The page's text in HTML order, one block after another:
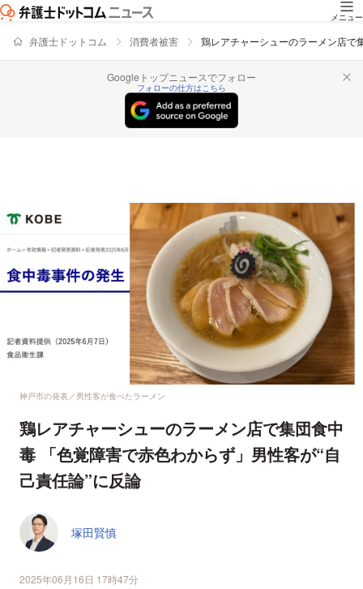
メニュー
弁護士ドットコム 消費者被害 鶏レアチャーシューのラーメン店で
Googleトップニュースでフォロー
フォローの仕方はこちら
神戸市の発表／男性客が食べたラーメン
鶏レアチャーシューのラーメン店で集団食中
毒 「色覚障害で赤色わからず」男性客が“自
己責任論”に反論
塚田賢慎
2025年06月16日 17時47分